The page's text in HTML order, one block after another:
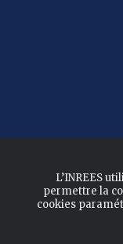
L’INREES
permettre la
cookies